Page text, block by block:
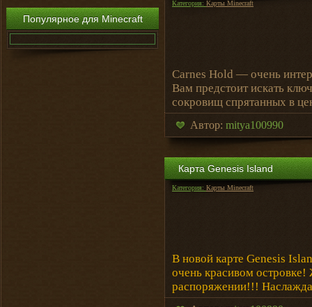
Популярное для Minecraft
Категория: Карты Minecraft
Carnes Hold — очень
Вам предстоит искать
сокровищ спрятанных в
Автор: mitya100990
Карта Genesis Island
Категория: Карты Minecraft
В новой карте Genesis
очень красивом
распоряжении!!!